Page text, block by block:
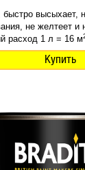
быстро высыхает,
не желтеет
расход 1 л = 16 м
Купить